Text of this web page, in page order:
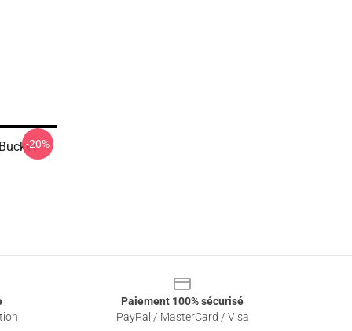
-20%
Paiement 100% sécurisé
PayPal / MasterCard / Visa